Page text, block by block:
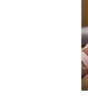
お問
プラ
日本語